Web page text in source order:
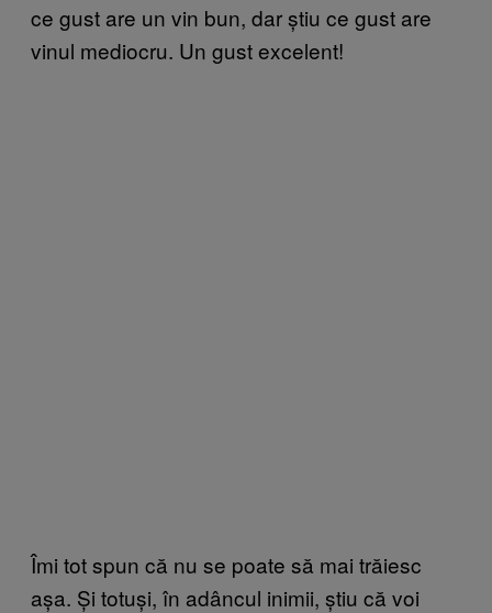
ce gust are un vin bun, dar știu ce gust are
vinul mediocru. Un gust excelent!
Îmi tot spun că nu se poate să mai trăiesc
așa. Și totuși, în adâncul inimii, știu că voi